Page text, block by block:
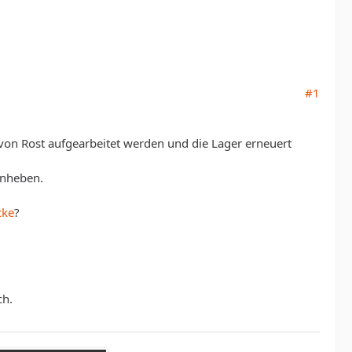
#1
Rost aufgearbeitet werden und die Lager erneuert
?